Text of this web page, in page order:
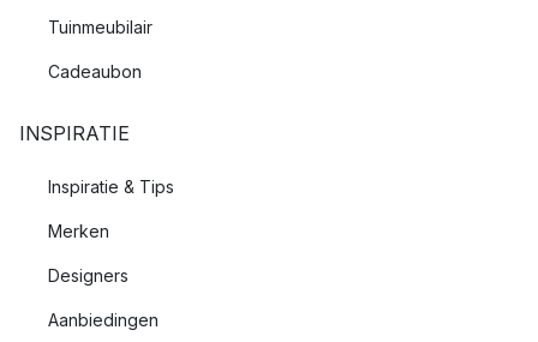
Tuinmeubilair
Cadeaubon
INSPIRATIE
Inspiratie & Tips
Merken
Designers
Aanbiedingen